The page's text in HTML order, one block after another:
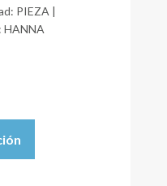
PIEZA |
HANNA